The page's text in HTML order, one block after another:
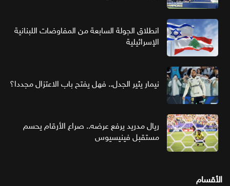
انطلاق الجولة السابعة من المفاوضات اللبنانية
الإسرائيلية
نيمار يثير الجدل.. فهل يفتح باب الاعتزال مجددا؟
ريال مدريد يرفع عرضه.. صراع الأرقام يحسم
مستقبل فينيسيوس
الأقسام